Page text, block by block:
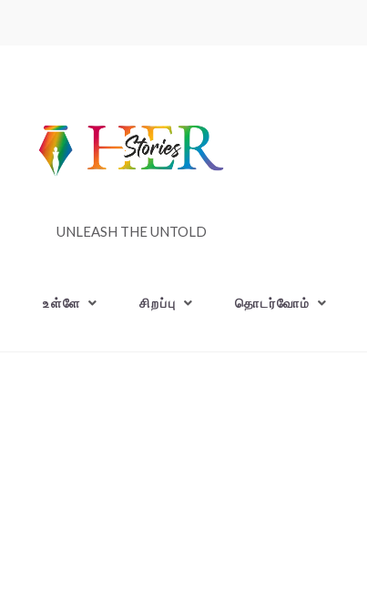
UNLEASH THE UNTOLD
உள்ளே சிறப்பு தொடர்வோம்